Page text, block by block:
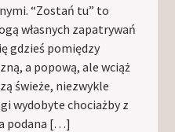
“Zostań tu” to
własnych zapatrywań
gdzieś pomiędzy
a popową, ale wciąż
świeże, niezwykle
wydobyte chociażby z
podana […]